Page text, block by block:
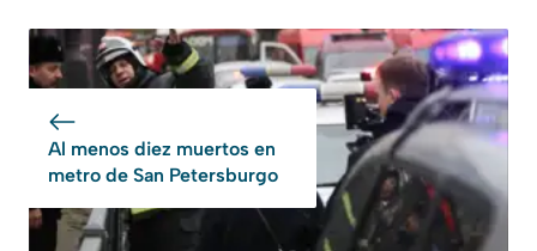
Al menos diez muertos en
metro de San Petersburgo